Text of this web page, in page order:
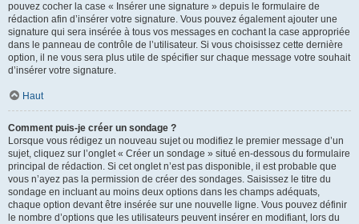
pouvez cocher la case « Insérer une signature » depuis le formulaire de
rédaction afin d’insérer votre signature. Vous pouvez également ajouter une
signature qui sera insérée à tous vos messages en cochant la case appropriée
dans le panneau de contrôle de l’utilisateur. Si vous choisissez cette dernière
option, il ne vous sera plus utile de spécifier sur chaque message votre souhait
d’insérer votre signature.
Haut
Comment puis-je créer un sondage ?
Lorsque vous rédigez un nouveau sujet ou modifiez le premier message d’un
sujet, cliquez sur l’onglet « Créer un sondage » situé en-dessous du formulaire
principal de rédaction. Si cet onglet n’est pas disponible, il est probable que
vous n’ayez pas la permission de créer des sondages. Saisissez le titre du
sondage en incluant au moins deux options dans les champs adéquats,
chaque option devant être insérée sur une nouvelle ligne. Vous pouvez définir
le nombre d’options que les utilisateurs peuvent insérer en modifiant, lors du